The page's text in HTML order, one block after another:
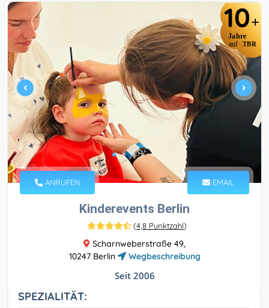
10+
Jahre
auf TBR
ANRUFEN EMAIL
Kinderevents Berlin
(4,8 Punktzahl)
Scharnweberstraße 49,
10247 Berlin
Wegbeschreibung
Seit 2006
SPEZIALITÄT: